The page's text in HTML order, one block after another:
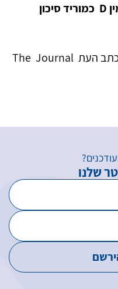
D כמוריד סיכון
פורסם במהדורת מרץ 2016 של כתב העת The Journal
שלנו